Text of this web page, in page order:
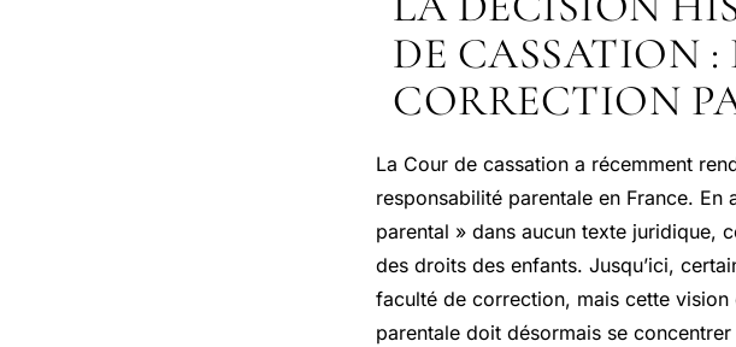
DE CASSATION
CORRECTION
La Cour de cassation a récemment
responsabilité parentale en France. En
parental » dans aucun texte juridique,
des droits des enfants. Jusqu’ici,
faculté de correction, mais cette
parentale doit désormais se